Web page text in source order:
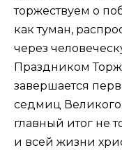
торжествуем о
как туман,
через
Праздником
завершается
седмиц
главный итог не
и всей жизни